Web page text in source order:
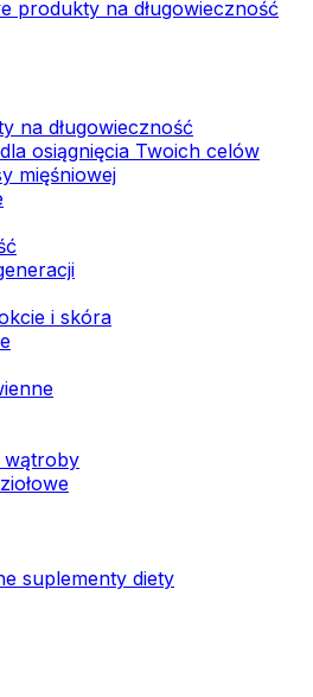
produkty na długowieczność
na długowieczność
osiągnięcia Twoich celów
mięśniowej
i skóra
wątroby
suplementy diety